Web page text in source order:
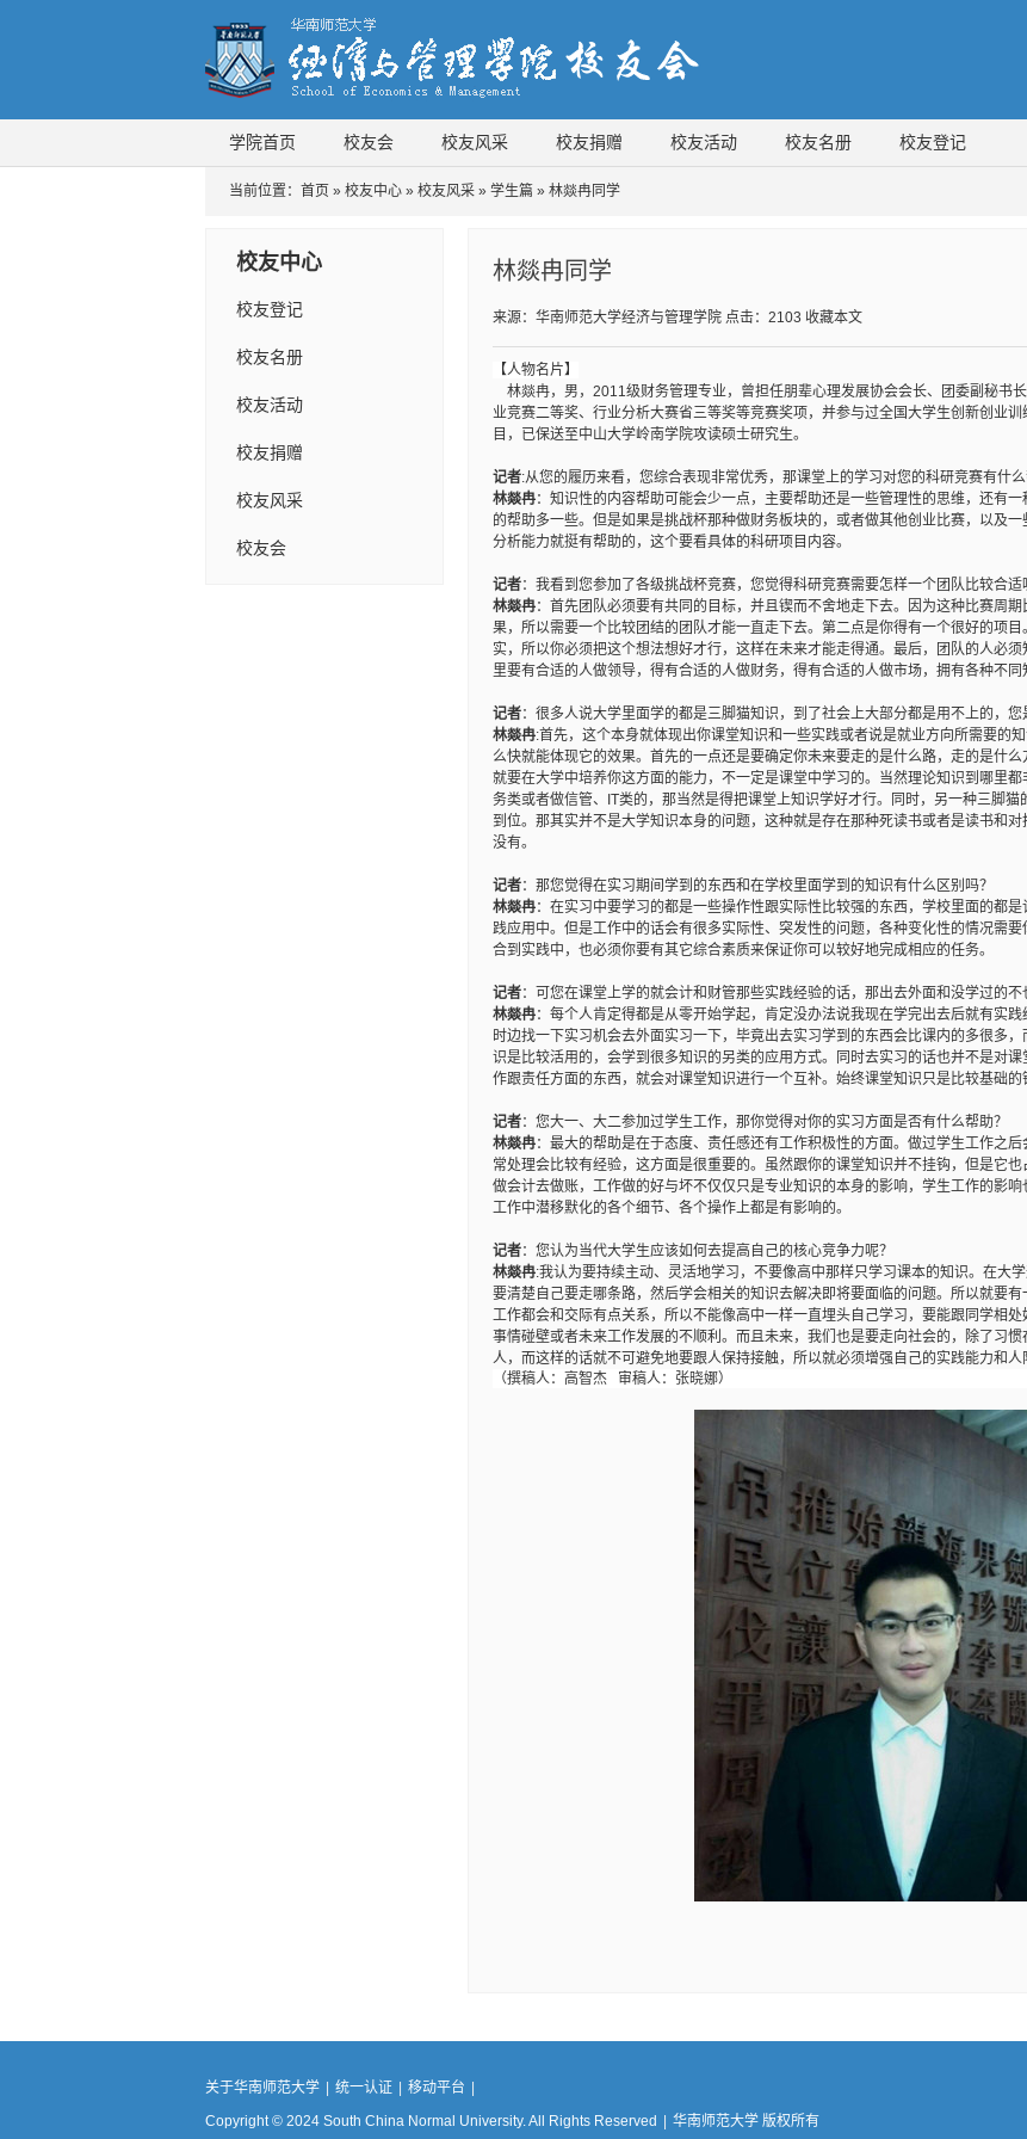
学院首页 校友会 校友风采 校友捐赠 校友活动 校友名册 校友登记
当前位置： 首页 » 校友中心 » 校友风采 » 学生篇 » 林燚冉同学
校友中心
校友登记
校友名册
校友活动
校友捐赠
校友风采
校友会
林燚冉同学
来源：华南师范大学经济与管理学院 点击： 2103 收藏本文
【人物名片】
林燚冉，男，2011级财务管理专业，曾担任朋辈心理发展协会会长、团委副秘书
业竞赛二等奖、行业分析大赛省三等奖等竞赛奖项，并参与过全国大学生创新创业
目，已保送至中山大学岭南学院攻读硕士研究生。
记者:从您的履历来看，您综合表现非常优秀，那课堂上的学习对您的科研竞赛有什么
林燚冉：知识性的内容帮助可能会少一点，主要帮助还是一些管理性的思维，还有
的帮助多一些。但是如果是挑战杯那种做财务板块的，或者做其他创业比赛，以及
分析能力就挺有帮助的，这个要看具体的科研项目内容。
记者：我看到您参加了各级挑战杯竞赛，您觉得科研竞赛需要怎样一个团队比较合适
林燚冉：首先团队必须要有共同的目标，并且锲而不舍地走下去。因为这种比赛周
果，所以需要一个比较团结的团队才能一直走下去。第二点是你得有一个很好的项
实，所以你必须把这个想法想好才行，这样在未来才能走得通。最后，团队的人必须
里要有合适的人做领导，得有合适的人做财务，得有合适的人做市场，拥有各种不
记者：很多人说大学里面学的都是三脚猫知识，到了社会上大部分都是用不上的，您
林燚冉:首先，这个本身就体现出你课堂知识和一些实践或者说是就业方向所需要的
么快就能体现它的效果。首先的一点还是要确定你未来要走的是什么路，走的是什
就要在大学中培养你这方面的能力，不一定是课堂中学习的。当然理论知识到哪里
务类或者做信管、IT类的，那当然是得把课堂上知识学好才行。同时，另一种三脚
到位。那其实并不是大学知识本身的问题，这种就是存在那种死读书或者是读书和
没有。
记者：那您觉得在实习期间学到的东西和在学校里面学到的知识有什么区别吗？
林燚冉：在实习中要学习的都是一些操作性跟实际性比较强的东西，学校里面的都
践应用中。但是工作中的话会有很多实际性、突发性的问题，各种变化性的情况需
合到实践中，也必须你要有其它综合素质来保证你可以较好地完成相应的任务。
记者：可您在课堂上学的就会计和财管那些实践经验的话，那出去外面和没学过的不
林燚冉：每个人肯定得都是从零开始学起，肯定没办法说我现在学完出去后就有实
时边找一下实习机会去外面实习一下，毕竟出去实习学到的东西会比课内的多很多
识是比较活用的，会学到很多知识的另类的应用方式。同时去实习的话也并不是对
作跟责任方面的东西，就会对课堂知识进行一个互补。始终课堂知识只是比较基础的
记者：您大一、大二参加过学生工作，那你觉得对你的实习方面是否有什么帮助？
林燚冉：最大的帮助是在于态度、责任感还有工作积极性的方面。做过学生工作之
常处理会比较有经验，这方面是很重要的。虽然跟你的课堂知识并不挂钩，但是它
做会计去做账，工作做的好与坏不仅仅只是专业知识的本身的影响，学生工作的影
工作中潜移默化的各个细节、各个操作上都是有影响的。
记者：您认为当代大学生应该如何去提高自己的核心竞争力呢？
林燚冉:我认为要持续主动、灵活地学习，不要像高中那样只学习课本的知识。在大
要清楚自己要走哪条路，然后学会相关的知识去解决即将要面临的问题。所以就要
工作都会和交际有点关系，所以不能像高中一样一直埋头自己学习，要能跟同学相
事情碰壁或者未来工作发展的不顺利。而且未来，我们也是要走向社会的，除了习
人，而这样的话就不可避免地要跟人保持接触，所以就必须增强自己的实践能力和人
（撰稿人：高智杰
审稿人：张晓娜）
关于华南师范大学 统一认证 移动平台
Copyright © 2024 South China Normal University. All Rights Reserved
华南师范大学 版权所有